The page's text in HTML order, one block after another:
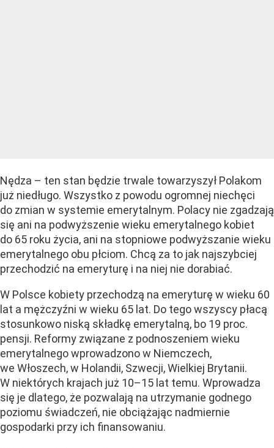
Nędza – ten stan będzie trwale towarzyszył Polakom
już niedługo. Wszystko z powodu ogromnej niechęci
do zmian w systemie emerytalnym. Polacy nie zgadzają
się ani na podwyższenie wieku emerytalnego kobiet
do 65 roku życia, ani na stopniowe podwyższanie wieku
emerytalnego obu płciom. Chcą za to jak najszybciej
przechodzić na emeryturę i na niej nie dorabiać.
W Polsce kobiety przechodzą na emeryturę w wieku 60
lat a mężczyźni w wieku 65 lat. Do tego wszyscy płacą
stosunkowo niską składkę emerytalną, bo 19 proc.
pensji. Reformy związane z podnoszeniem wieku
emerytalnego wprowadzono w Niemczech,
we Włoszech, w Holandii, Szwecji, Wielkiej Brytanii.
W niektórych krajach już 10–15 lat temu. Wprowadza
się je dlatego, że pozwalają na utrzymanie godnego
poziomu świadczeń, nie obciążając nadmiernie
gospodarki przy ich finansowaniu.